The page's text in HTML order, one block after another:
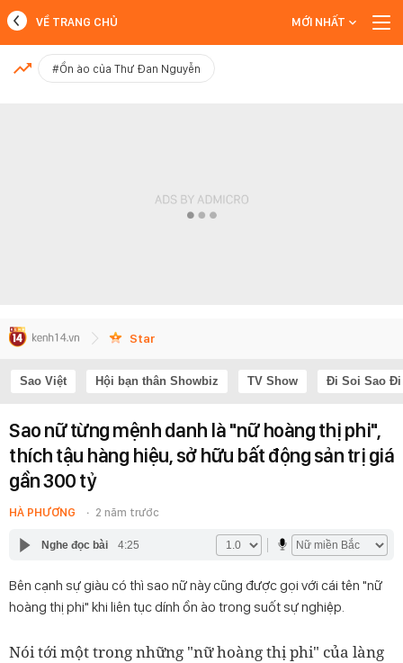
MỚI NHẤT
VỀ TRANG CHỦ MỚI NHẤT
#Ồn ào của Thư Đan Nguyễn
Star
Sao Việt Hội bạn thân Showbiz TV Show Đi Soi Sao Đi
Sao nữ từng mệnh danh là "nữ hoàng thị phi",
thích tậu hàng hiệu, sở hữu bất động sản trị giá
gần 300 tỷ
HÀ PHƯƠNG 2 năm trước
Nghe đọc bài 4:25
Bên cạnh sự giàu có thì sao nữ này cũng được gọi với cái tên "nữ
hoàng thị phi" khi liên tục dính ồn ào trong suốt sự nghiệp.
Nói tới một trong những "nữ hoàng thị phi" của làng